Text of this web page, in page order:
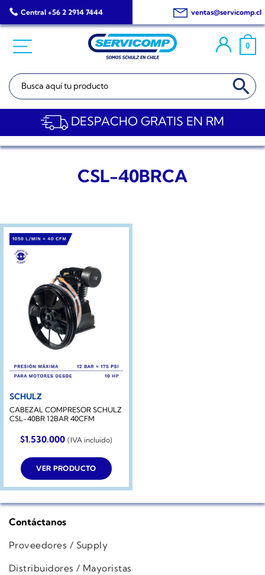
Saltar
al
Central +56 2 2914 7444 ventas@servicomp.cl
0
Buscar: BOTÓN DE
DESPACHO GRATIS EN RM
CSL-40BRCA
SCHULZ
CABEZAL COMPRESOR SCHULZ
CSL-40BR 12BAR 40CFM
$1.530.000 (IVA incluido)
VER PRODUCTO
Contáctanos
Proveedores / Supply
Distribuidores / Mayoristas